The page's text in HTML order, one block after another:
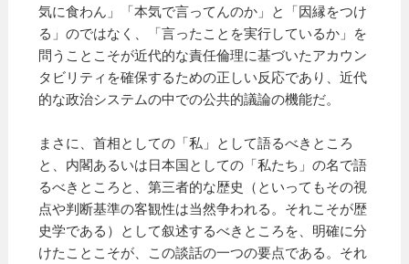
気に食わん」「本気で言ってんのか」と「因縁をつけ
る」のではなく、「言ったことを実行しているか」を
問うことこそが近代的な責任倫理に基づいたアカウン
タビリティを確保するための正しい反応であり、近代
的な政治システムの中での公共的議論の機能だ。
まさに、首相としての「私」として語るべきところ
と、内閣あるいは日本国としての「私たち」の名で語
るべきところと、第三者的な歴史（といってもその視
点や判断基準の客観性は当然争われる。それこそが歴
史学である）として叙述するべきところを、明確に分
けたことこそが、この談話の一つの要点である。それ